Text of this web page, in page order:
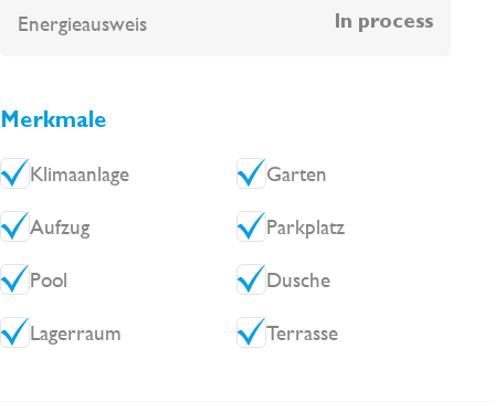
Energieausweis In process
Merkmale
Klimaanlage Garten
Aufzug Parkplatz
Pool Dusche
Lagerraum Terrasse